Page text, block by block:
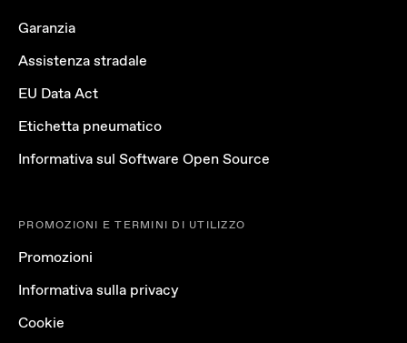
Garanzia
Assistenza stradale
EU Data Act
Etichetta pneumatico
Informativa sul Software Open Source
PROMOZIONI E TERMINI DI UTILIZZO
Promozioni
Informativa sulla privacy
Cookie